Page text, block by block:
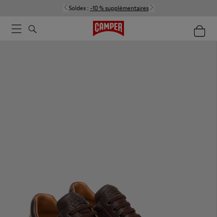
Soldes : -10 % supplémentaires